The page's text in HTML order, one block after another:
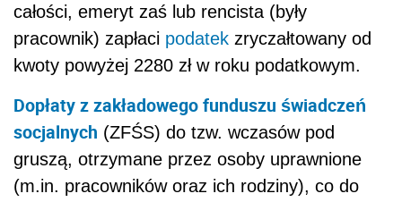
całości, emeryt zaś lub rencista (były
pracownik) zapłaci podatek zryczałtowany od
kwoty powyżej 2280 zł w roku podatkowym.
Dopłaty z zakładowego funduszu świadczeń
socjalnych (ZFŚS) do tzw. wczasów pod
gruszą, otrzymane przez osoby uprawnione
(m.in. pracowników oraz ich rodziny), co do